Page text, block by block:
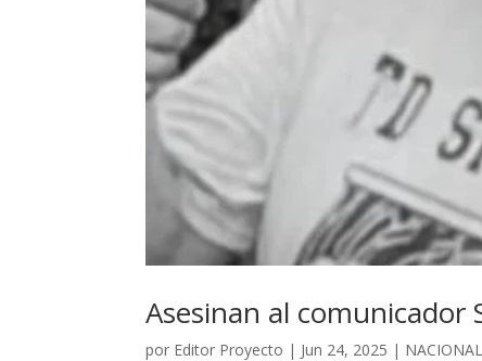
Asesinan al comunicador
por Editor Proyecto | Jun 24, 2025 | NACIONAL